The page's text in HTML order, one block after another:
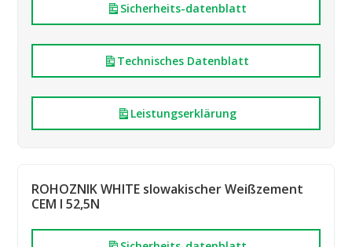
Sicherheits-datenblatt
Technisches Datenblatt
Leistungserklärung
ROHOZNIK WHITE slowakischer Weißzement
CEM I 52,5N